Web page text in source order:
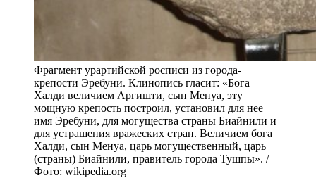
Фрагмент урартийской росписи из города-
крепости Эребуни. Клинопись гласит: «Бога
Халди величием Аргишти, сын Менуа, эту
мощную крепость построил, установил для нее
имя Эребуни, для могущества страны Биайнили и
для устрашения вражеских стран. Величием бога
Халди, сын Менуа, царь могущественный, царь
(страны) Биайнили, правитель города Тушпы». /
Фото: wikipedia.org